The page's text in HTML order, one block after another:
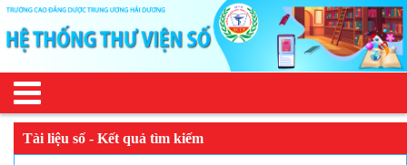
Tài liệu số - Kết quả tìm kiếm